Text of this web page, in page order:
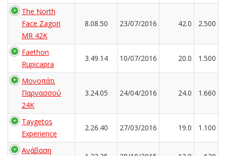
The North
Face Zagori
MR 42K
8.08.50 23/07/2016 42.0 2.500
Faethon
Rupicapra
3.49.14 10/07/2016 20.0 1.500
Μονοπάτι
Παρνασσού
24K
3.24.05 24/04/2016 24.0 1.660
Taygetos
Experience
2.26.40 27/03/2016 19.0 1.100
Ανάβαση